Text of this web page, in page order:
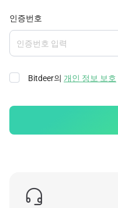
인증번호
Bitdeer의 개인 정보 보호
